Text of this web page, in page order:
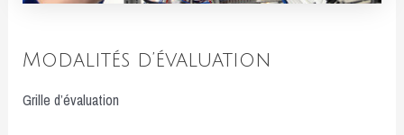
Modalités d’évaluation
Grille d’évaluation